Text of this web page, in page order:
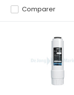
Comparer